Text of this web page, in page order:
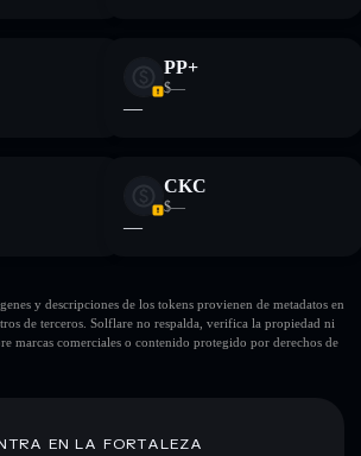
PP+
$—
—
CKC
$—
—
y descripciones de los tokens provienen de metadatos en
de terceros. Solflare no respalda, verifica la propiedad ni
marcas comerciales o contenido protegido por derechos de
EN LA FORTALEZA